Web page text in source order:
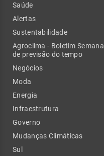
Saúde
Alertas
Sustentabilidade
Agroclima - Boletim Semanal
de previsão do tempo
Negócios
Moda
Energia
Infraestrutura
Governo
Mudanças Climáticas
Sul